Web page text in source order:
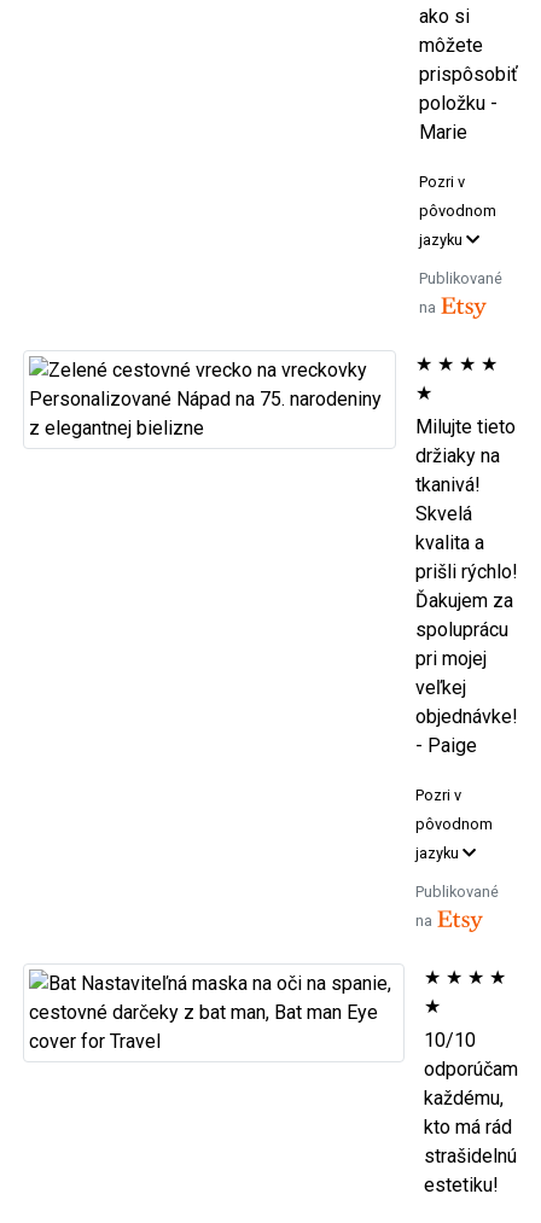
ako si
môžete
prispôsobiť
položku -
Marie
Pozri v
pôvodnom
jazyku
Publikované
na
★ ★ ★ ★
★
Milujte tieto
držiaky na
tkanivá!
Skvelá
kvalita a
prišli rýchlo!
Ďakujem za
spoluprácu
pri mojej
veľkej
objednávke!
- Paige
Pozri v
pôvodnom
jazyku
Publikované
na
★ ★ ★ ★
★
10/10
odporúčam
každému,
kto má rád
strašidelnú
estetiku!